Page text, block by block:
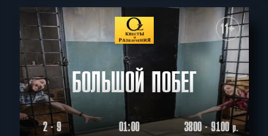
11+
БОЛЬШОЙ ПОБЕГ
2 - 9 01:00 3800 - 9100р.